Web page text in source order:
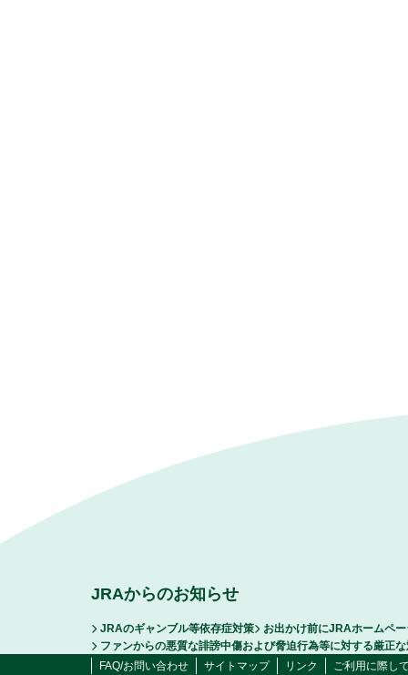
JRAからのお知らせ
JRAのギャンブル等依存症対策
お出かけ前にJRAホームペ
ファンからの悪質な誹謗中傷および脅迫行為等に対する厳正
FAQ/お問い合わせ
サイトマップ リンク ご利用に際し